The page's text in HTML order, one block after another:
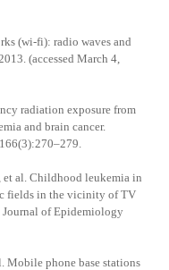
(wi-fi): radio waves and
(accessed March 4,
radiation exposure from
and brain cancer.
et al. Childhood leukemia in
fields in the vicinity of TV
Journal of Epidemiology
Mobile phone base stations